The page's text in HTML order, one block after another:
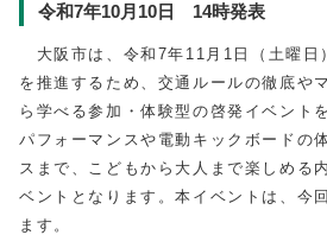
令和7年10月10日 14時発表
大阪市は、令和7年11月1日（土曜日
を推進するため、交通ルールの徹底や
ら学べる参加・体験型の啓発イベント
パフォーマンスや電動キックボードの
スまで、こどもから大人まで楽しめる
ベントとなります。本イベントは、今
ます。